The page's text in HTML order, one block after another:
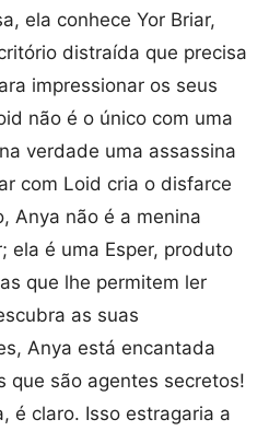
ela conhece Yor Briar,
distraída que precisa
impressionar os seus
não é o único com uma
verdade uma assassina
com Loid cria o disfarce
Anya não é a menina
ela é uma Esper, produto
que lhe permitem ler
as suas
Anya está encantada
que são agentes secretos!
é claro. Isso estragaria a